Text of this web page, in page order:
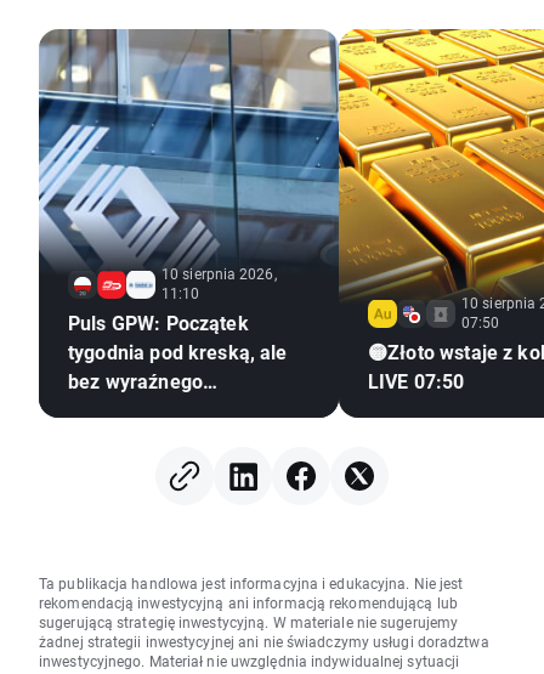
10 sierpnia 2026,
11:10
Puls GPW: Początek
tygodnia pod kreską, ale
bez wyraźnego
10 sierpnia
07:50
🟡Złoto wstaje z
LIVE 07:50
Ta publikacja handlowa jest informacyjna i edukacyjna. Nie jest
rekomendacją inwestycyjną ani informacją rekomendującą lub
sugerującą strategię inwestycyjną. W materiale nie sugerujemy
żadnej strategii inwestycyjnej ani nie świadczymy usługi doradztwa
inwestycyjnego. Materiał nie uwzględnia indywidualnej sytuacji